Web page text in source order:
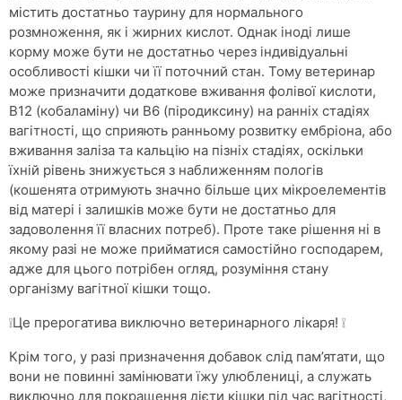
містить достатньо таурину для нормального
розмноження, як і жирних кислот. Однак іноді лише
корму може бути не достатньо через індивідуальні
особливості кішки чи її поточний стан. Тому ветеринар
може призначити додаткове вживання фолівої кислоти,
В12 (кобаламіну) чи В6 (піродиксину) на ранніх стадіях
вагітності, що сприяють ранньому розвитку ембріона, або
вживання заліза та кальцію на пізніх стадіях, оскільки
їхній рівень знижується з наближенням пологів
(кошенята отримують значно більше цих мікроелементів
від матері і залишків може бути не достатньо для
задоволення її власних потреб). Проте таке рішення ні в
якому разі не може прийматися самостійно господарем,
адже для цього потрібен огляд, розуміння стану
організму вагітної кішки тощо.
❕Це прерогатива виключно ветеринарного лікаря! ❕
Крім того, у разі призначення добавок слід пам’ятати, що
вони не повинні замінювати їжу улюблениці, а служать
виключно для покращення дієти кішки під час вагітності,